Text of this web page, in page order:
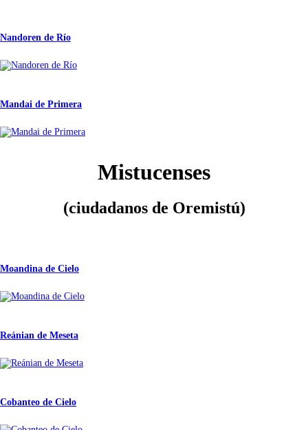
Nandoren de Río
Mandai de Primera
Mistucenses
(ciudadanos de Oremistú)
Moandina de Cielo
Reánian de Meseta
Cobanteo de Cielo